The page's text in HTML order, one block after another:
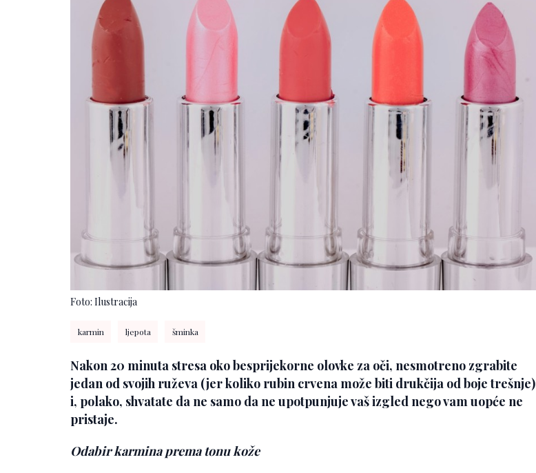
Foto: Ilustracija
karmin ljepota šminka
Nakon 20 minuta stresa oko besprijekorne olovke za oči, nesmotreno zgrabite
jedan od svojih ruževa (jer koliko rubin crvena može biti drukčija od boje trešnje)
i, polako, shvatate da ne samo da ne upotpunjuje vaš izgled nego vam uopće ne
pristaje.
Odabir karmina prema tonu kože